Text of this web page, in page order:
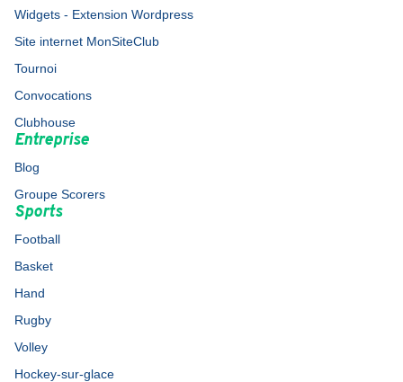
Widgets - Extension Wordpress
Site internet MonSiteClub
Tournoi
Convocations
Clubhouse
Entreprise
Blog
Groupe Scorers
Sports
Football
Basket
Hand
Rugby
Volley
Hockey-sur-glace